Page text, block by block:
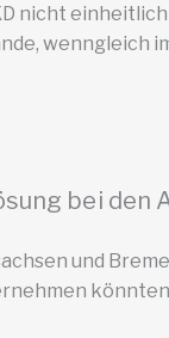
nicht
wenngleich
bei den
und